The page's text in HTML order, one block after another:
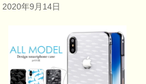
2020年9月14日